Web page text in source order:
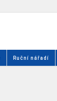
Ruční nářadí